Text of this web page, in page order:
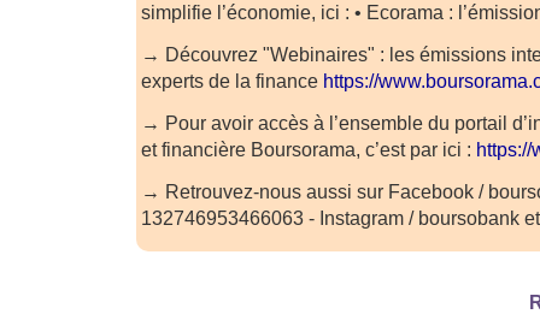
simplifie l’économie, ici : • Ecorama :
→ Découvrez "Webinaires" : les émissions
experts de la finance https://
→ Pour avoir accès à l’ensemble du portail
et financière Boursorama, c’est par ici : https://
→ Retrouvez-nous aussi sur Facebook /
132746953466063 - Instagram / boursobank